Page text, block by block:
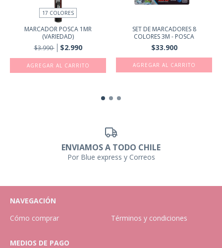
17 COLORES
MARCADOR POSCA 1MR
(VARIEDAD)
$3.990
$2.990
AGREGAR AL CARRITO
SET DE MARCADORES 8
COLORES 3M - POSCA
$33.900
ENVIAMOS A TODO CHILE
Por Blue express y Correos
NAVEGACIÓN
Cómo comprar
Términos y condiciones
MEDIOS DE PAGO